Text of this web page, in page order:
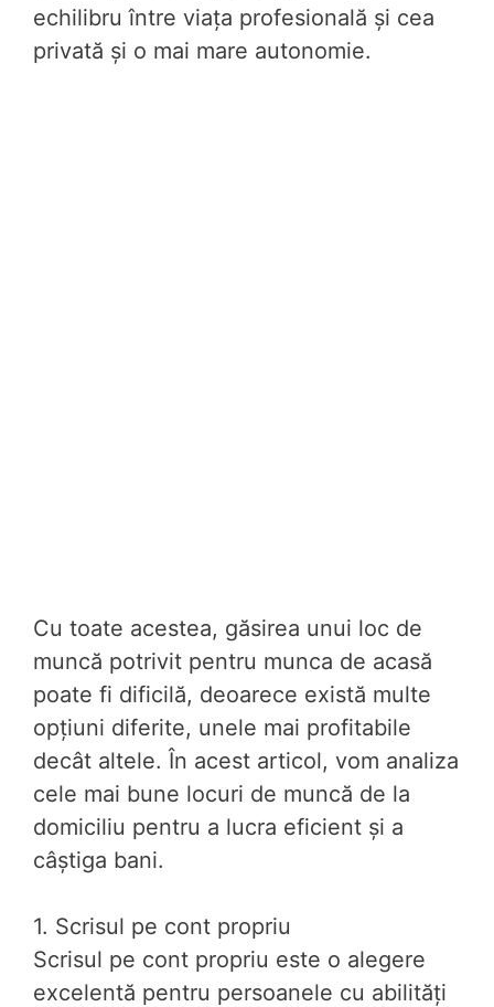
echilibru între viața profesională și cea
privată și o mai mare autonomie.
Cu toate acestea, găsirea unui loc de
muncă potrivit pentru munca de acasă
poate fi dificilă, deoarece există multe
opțiuni diferite, unele mai profitabile
decât altele. În acest articol, vom analiza
cele mai bune locuri de muncă de la
domiciliu pentru a lucra eficient și a
câștiga bani.
1. Scrisul pe cont propriu
Scrisul pe cont propriu este o alegere
excelentă pentru persoanele cu abilități